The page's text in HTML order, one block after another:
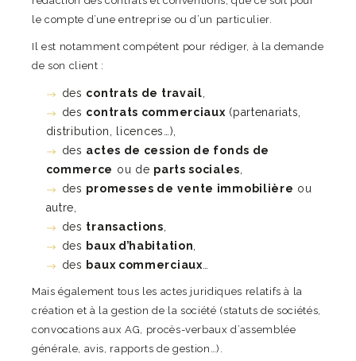
le compte d’une entreprise ou d’un particulier.
Il est notamment compétent pour rédiger, à la demande
de son client :
des contrats de travail
des contrats commerciaux (partenariats,
distribution, licences…),
des actes de cession de fonds de
commerce ou de parts sociales
des promesses de vente immobilière ou
autre,
des transactions
des baux d’habitation
des baux commerciaux
Mais également tous les actes juridiques relatifs à la
création et à la gestion de la société (statuts de sociétés,
convocations aux AG, procès-verbaux d’assemblée
générale, avis, rapports de gestion…).